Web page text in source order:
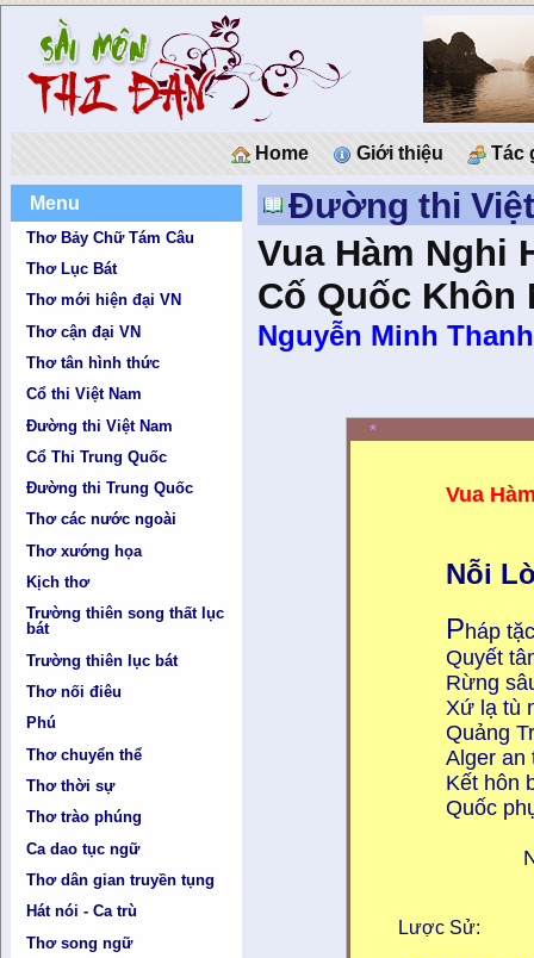
Home Giới thiệu Tác
Menu
Thơ Bảy Chữ Tám Câu
Thơ Lục Bát
Thơ mới hiện đại VN
Thơ cận đại VN
Thơ tân hình thức
Cổ thi Việt Nam
Đường thi Việt Nam
Cổ Thi Trung Quốc
Đường thi Trung Quốc
Thơ các nước ngoài
Thơ xướng họa
Kịch thơ
Trường thiên song thất lục
bát
Trường thiên lục bát
Thơ nối điêu
Phú
Thơ chuyển thể
Thơ thời sự
Thơ trào phúng
Ca dao tục ngữ
Thơ dân gian truyền tụng
Hát nói - Ca trù
Thơ song ngữ
Đường thi
Vua Hàm Nghi
Cố Quốc Khôn
Nguyễn Minh Thanh
*
Vua
Nỗi
Pháp
Quyết
Rừng
Xứ lạ tù
Quảng
Alger an
Kết hôn
Quốc
Lược Sử: